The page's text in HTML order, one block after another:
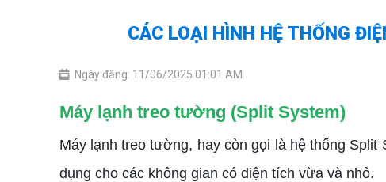
CÁC LOẠI HÌNH HỆ THỐNG
Ngày đăng: 11/06/2025 01:01 AM
Máy lạnh treo tường (Split System)
Máy lạnh treo tường, hay còn gọi là hệ thống
dụng cho các không gian có diện tích vừa và nhỏ.